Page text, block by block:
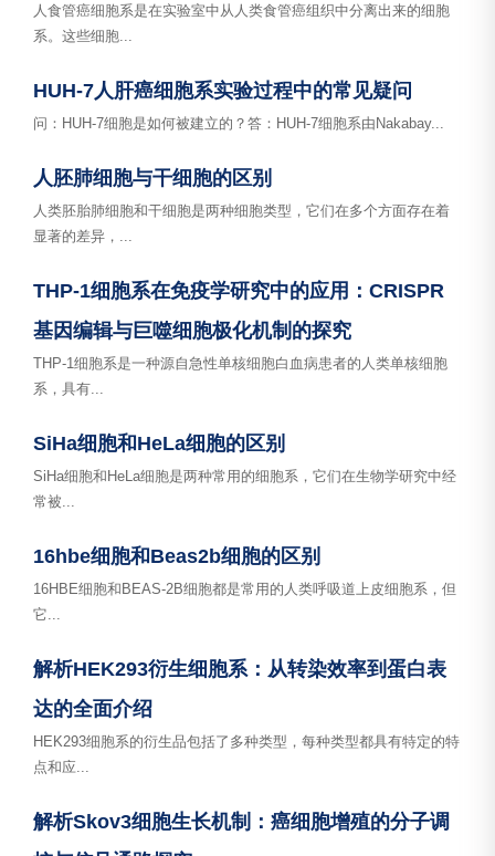
人食管癌细胞系是在实验室中从人类食管癌组织中分离出来的细胞
系。这些细胞...
HUH-7人肝癌细胞系实验过程中的常见疑问
问：HUH-7细胞是如何被建立的？答：HUH-7细胞系由Nakabay...
人胚肺细胞与干细胞的区别
人类胚胎肺细胞和干细胞是两种细胞类型，它们在多个方面存在着
显著的差异，...
THP-1细胞系在免疫学研究中的应用：CRISPR
基因编辑与巨噬细胞极化机制的探究
THP-1细胞系是一种源自急性单核细胞白血病患者的人类单核细胞
系，具有...
SiHa细胞和HeLa细胞的区别
SiHa细胞和HeLa细胞是两种常用的细胞系，它们在生物学研究中经
常被...
16hbe细胞和Beas2b细胞的区别
16HBE细胞和BEAS-2B细胞都是常用的人类呼吸道上皮细胞系，但
它...
解析HEK293衍生细胞系：从转染效率到蛋白表
达的全面介绍
HEK293细胞系的衍生品包括了多种类型，每种类型都具有特定的特
点和应...
解析Skov3细胞生长机制：癌细胞增殖的分子调